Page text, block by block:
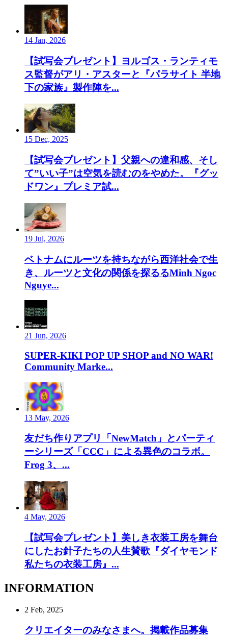
14 Jan, 2026
【試写会プレゼント】ヨルゴス・ランティモ
ス監督がアリ・アスターと『パラサイト 半地
下の家族』製作陣を...
15 Dec, 2025
【試写会プレゼント】父親への違和感、そし
て”いい子”は空気を読むのをやめた。『グッ
ドワン』プレミア試...
19 Jul, 2026
ベトナムにルーツを持ちながら西洋社会で生
き、ルーツと文化の関係を探るるMinh Ngoc
Nguye...
21 Jun, 2026
SUPER-KIKI POP UP SHOP and NO WAR!
Community Marke...
13 May, 2026
友だち作りアプリ「NewMatch」とパーティ
ーシリーズ「CCC」による異色のコラボ。
Frog 3、...
4 May, 2026
【試写会プレゼント】美しき衣装工房を舞台
にしたお針子たちの人生賛歌『ダイヤモンド
私たちの衣装工房』...
INFORMATION
2 Feb, 2025
クリエイターのみなさまへ。掲載作品募集